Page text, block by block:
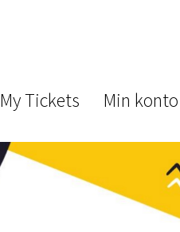
My Tickets Min konto